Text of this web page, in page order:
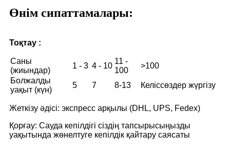
Өнім сипаттамалары:
Тоқтау :
Саны
(жиындар)
1 - 3 4 - 10
11 -
100
>100
Болжалды
уақыт (күн)
5 7 8-13 Келіссөздер жүргізу
Жеткізу әдісі: экспресс арқылы (DHL, UPS, Fedex)
Қорғау: Сауда кепілдігі сіздің тапсырысыңызды
уақытында жөнелтуге кепілдік қайтару саясаты